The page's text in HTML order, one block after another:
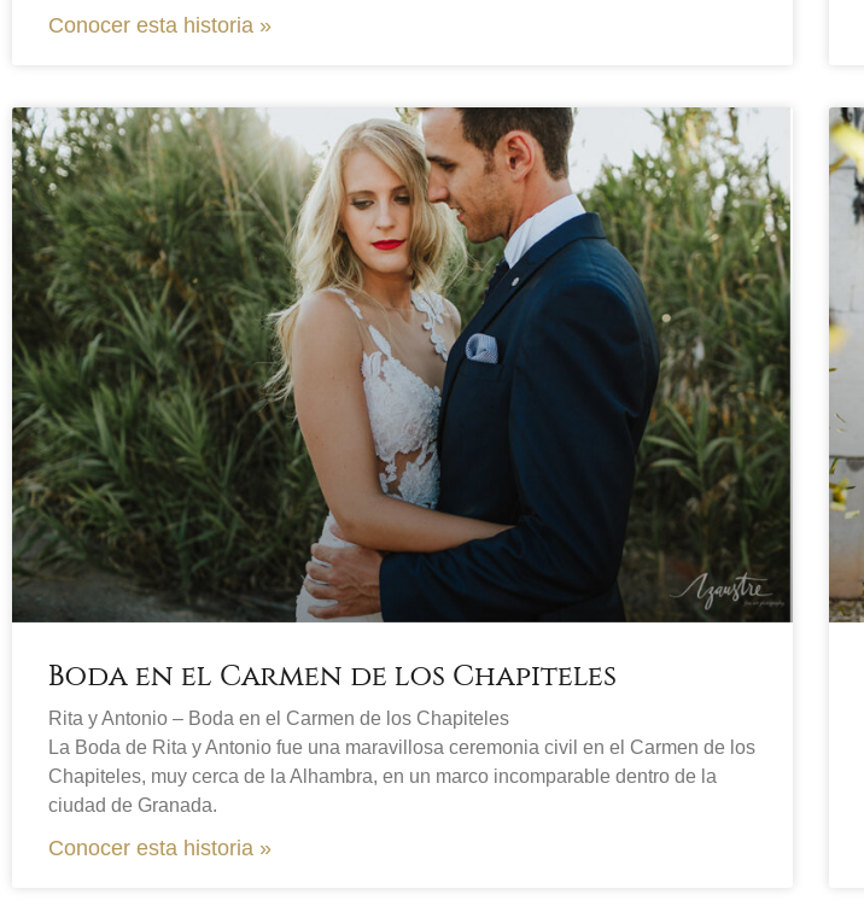
Conocer esta historia »
Boda en el Carmen de los Chapiteles
Rita y Antonio – Boda en el Carmen de los Chapiteles
La Boda de Rita y Antonio fue una maravillosa ceremonia civil en el Carmen de los
Chapiteles, muy cerca de la Alhambra, en un marco incomparable dentro de la
ciudad de Granada.
Conocer esta historia »